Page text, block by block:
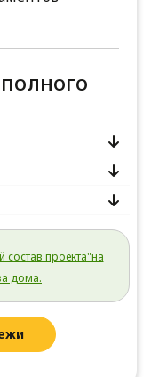
проекта"на
дома.